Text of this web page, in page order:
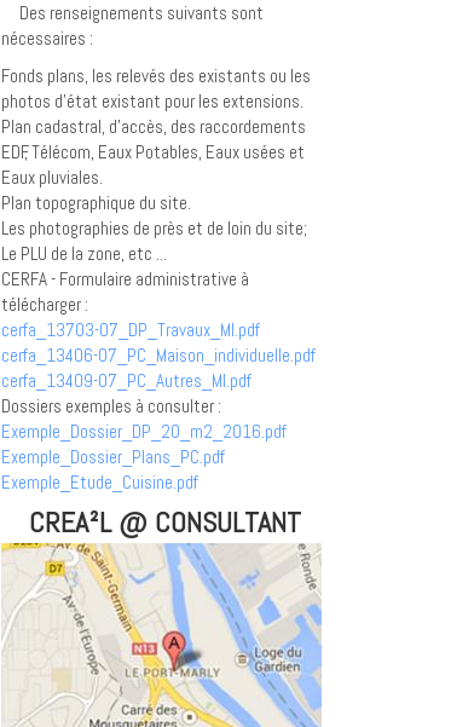
Des renseignements suivants sont
nécessaires :
Fonds plans, les relevés des existants ou les
photos d'état existant pour les extensions.
Plan cadastral, d'accès, des raccordements
EDF, Télécom, Eaux Potables, Eaux usées et
Eaux pluviales.
Plan topographique du site.
Les photographies de près et de loin du site;
Le PLU de la zone, etc ...
CERFA - Formulaire administrative à
télécharger :
cerfa_13703-07_DP_Travaux_MI.pdf
cerfa_13406-07_PC_Maison_individuelle.pdf
cerfa_13409-07_PC_Autres_MI.pdf
Dossiers exemples à consulter :
Exemple_Dossier_DP_20_m2_2016.pdf
Exemple_Dossier_Plans_PC.pdf
Exemple_Etude_Cuisine.pdf
CREA²L @ CONSULTANT